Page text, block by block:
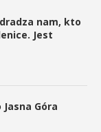
nam, kto
Jest
Góra